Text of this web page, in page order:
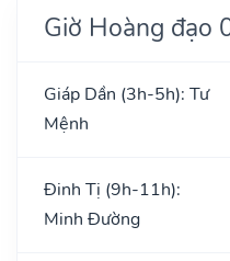
Giờ Hoàng đạo
Giáp Dần (3h-5h): Tư
Mệnh
Đinh Tị (9h-11h):
Minh Đường